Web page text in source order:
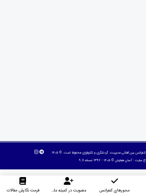
بین المللی مدیریت، گردشگری و تکنولوژی محفوظ است. © ۱۴۰۵
سایت :آسان همایش © ۱۴۰۵ - 1392 نسخه 9.11
محورهای کنفرانس عضویت در کمیته علمی داوران فرمت نگارش مقالات